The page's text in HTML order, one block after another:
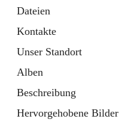
Dateien
Kontakte
Unser Standort
Alben
Beschreibung
Hervorgehobene Bilder